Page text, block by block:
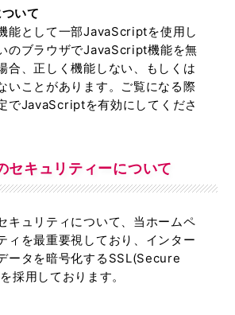
いて
能として一部JavaScriptを使用し
のブラウザでJavaScript機能を無
合、正しく機能しない、もしくは
いことがあります。ご覧になる際
でJavaScriptを有効にしてくださ
セキュリティーについて
キュリティについて、当ホームペ
ィを最重要視しており、インター
ータを暗号化するSSL(Secure
採用しております。